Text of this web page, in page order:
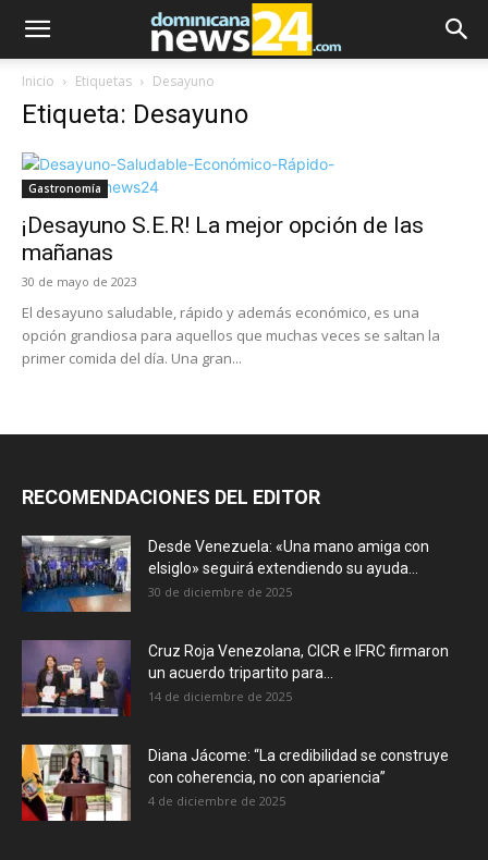
Inicio Etiquetas Desayuno
Etiqueta: Desayuno
Gastronomía
¡Desayuno S.E.R! La mejor opción de las
mañanas
30 de mayo de 2023
El desayuno saludable, rápido y además económico, es una
opción grandiosa para aquellos que muchas veces se saltan la
primer comida del día. Una gran...
RECOMENDACIONES DEL EDITOR
Desde Venezuela: «Una mano amiga con
elsiglo» seguirá extendiendo su ayuda...
30 de diciembre de 2025
Cruz Roja Venezolana, CICR e IFRC firmaron
un acuerdo tripartito para...
14 de diciembre de 2025
Diana Jácome: “La credibilidad se construye
con coherencia, no con apariencia”
4 de diciembre de 2025